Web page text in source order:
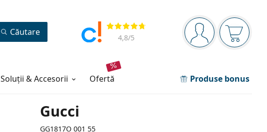
Panou de navigare
Sunteți logat
Coșul
Opinii
4,8/5
Căutare
Soluții & Accesorii ofertă Produse bonus
Gucci
GG1817O 001 55